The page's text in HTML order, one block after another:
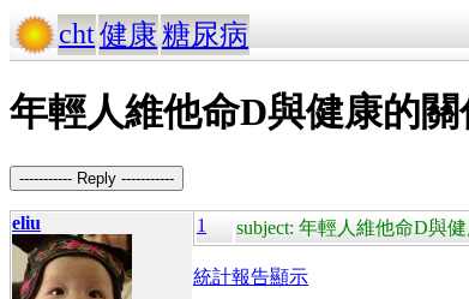
cht健康糖尿病
年輕人維他命D與健康的關
----------- Reply -----------
eliu 1 subject: 年輕人維他命D與
統計報告顯示